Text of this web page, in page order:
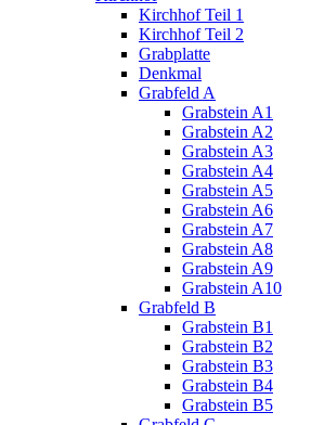
Kirchhof Teil 1
Kirchhof Teil 2
Grabplatte
Denkmal
Grabfeld A
Grabstein A1
Grabstein A2
Grabstein A3
Grabstein A4
Grabstein A5
Grabstein A6
Grabstein A7
Grabstein A8
Grabstein A9
Grabstein A10
Grabfeld B
Grabstein B1
Grabstein B2
Grabstein B3
Grabstein B4
Grabstein B5